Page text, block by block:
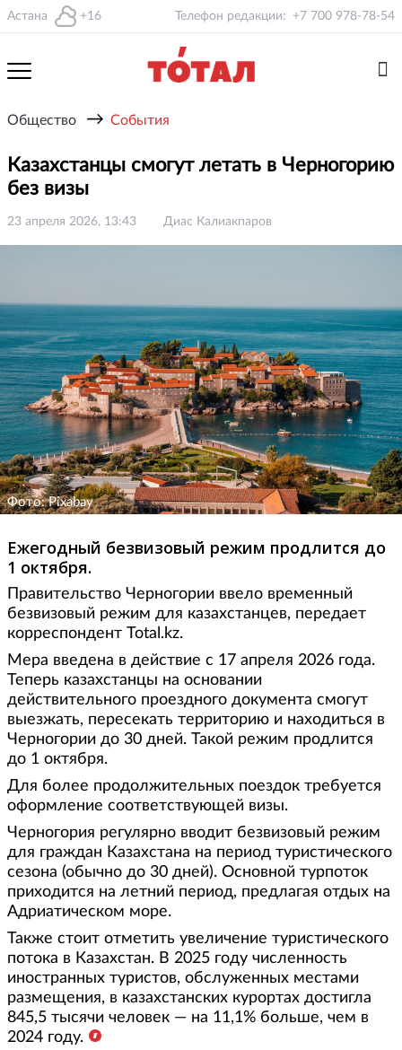
Астана +16 Телефон редакции: +7 700 978-78-54
Общество → События
Казахстанцы смогут летать в Черногорию
без визы
23 апреля 2026, 13:43 Диас Калиакпаров
Фото: Pixabay
Ежегодный безвизовый режим продлится до
1 октября.
Правительство Черногории ввело временный
безвизовый режим для казахстанцев, передает
корреспондент Total.kz.
Мера введена в действие с 17 апреля 2026 года.
Теперь казахстанцы на основании
действительного проездного документа смогут
выезжать, пересекать территорию и находиться в
Черногории до 30 дней. Такой режим продлится
до 1 октября.
Для более продолжительных поездок требуется
оформление соответствующей визы.
Черногория регулярно вводит безвизовый режим
для граждан Казахстана на период туристического
сезона (обычно до 30 дней). Основной турпоток
приходится на летний период, предлагая отдых на
Адриатическом море.
Также стоит отметить увеличение туристического
потока в Казахстан. В 2025 году численность
иностранных туристов, обслуженных местами
размещения, в казахстанских курортах достигла
845,5 тысячи человек — на 11,1% больше, чем в
2024 году.